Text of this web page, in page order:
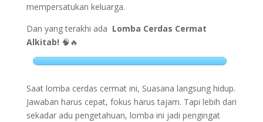
mempersatukan keluarga.
Dan yang terakhi ada Lomba Cerdas Cermat
Alkitab! 🧠🔥
Saat lomba cerdas cermat ini, Suasana langsung hidup.
Jawaban harus cepat, fokus harus tajam. Tapi lebih dari
sekadar adu pengetahuan, lomba ini jadi pengingat